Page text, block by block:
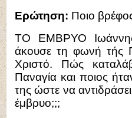
Ερώτηση: Ποιο
ΤΟ ΕΜΒΡΥΟ Ιωάννης
άκουσε τη φωνή τής
Χριστό. Πώς
Παναγία και ποιος
της ώστε να
έμβρυο;;;